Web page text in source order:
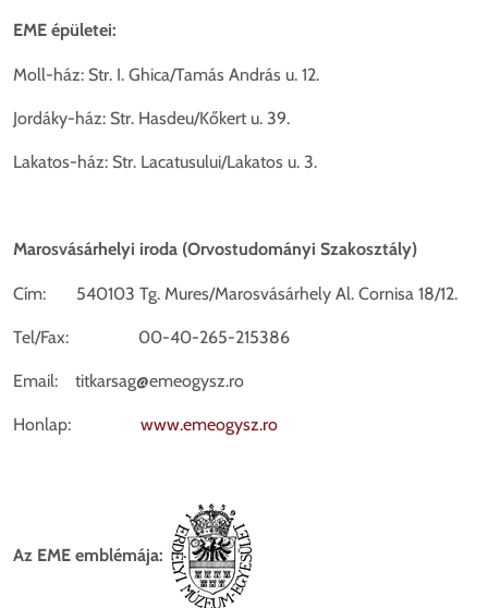
EME épületei:
Moll-ház: Str. I. Ghica/Tamás András u. 12.
Jordáky-ház: Str. Hasdeu/Kőkert u. 39.
Lakatos-ház: Str. Lacatusului/Lakatos u. 3.
Marosvásárhelyi iroda (Orvostudományi Szakosztály)
Cím: 540103 Tg. Mures/Marosvásárhely Al. Cornisa 18/12.
Tel/Fax: 00-40-265-215386
Email: titkarsag@emeogysz.ro
Honlap: www.emeogysz.ro
Az EME emblémája: